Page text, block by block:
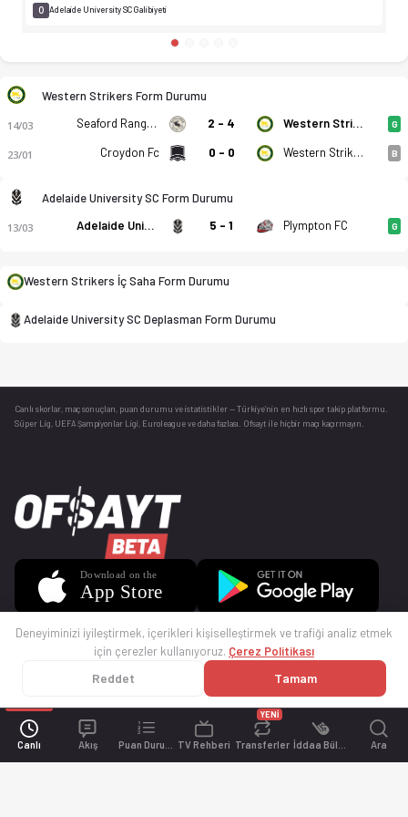
Canlı Akış TV Rehberi Transferler
YENİ
Ara
Western Strikers - Adelaide University SC 1-3 bitti. Gol
0 Adelaide University SC Galibiyeti
Western Strikers Form Durumu
14/03 Seaford Rangers 2 - 4 Western Strikers G
23/01 Croydon Fc 0 - 0 Western Strikers B
Adelaide University SC Form Durumu
13/03 Adelaide University SC 5 - 1 Plympton FC G
Western Strikers İç Saha Form Durumu
Adelaide University SC Deplasman Form Durumu
Canlı skorlar , maç sonuçları, puan durumu ve istatistikler — Türkiye’nin en hızlı spor takip platformu.
Süper Lig, UEFA Şampiyonlar Ligi, Euroleague ve daha fazlası. Ofsayt ile hiçbir maçı kaçırmayın.
© 2025 Ofsayt
Deneyiminizi iyileştirmek, içerikleri kişiselleştirmek ve trafiği analiz etmek
için çerezler kullanıyoruz. Çerez Politikası
Reddet Tamam